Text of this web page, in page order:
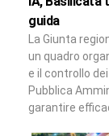
guida
La Giunta
un quadro
e il controllo
Pubblica
garantire